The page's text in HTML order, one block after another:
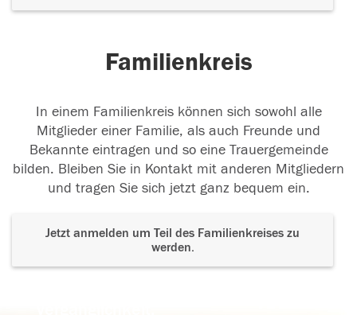
Familienkreis
In einem Familienkreis können sich sowohl alle
Mitglieder einer Familie, als auch Freunde und
Bekannte eintragen und so eine Trauergemeinde
bilden. Bleiben Sie in Kontakt mit anderen Mitgliedern
und tragen Sie sich jetzt ganz bequem ein.
Jetzt anmelden um Teil des Familienkreises zu
werden.